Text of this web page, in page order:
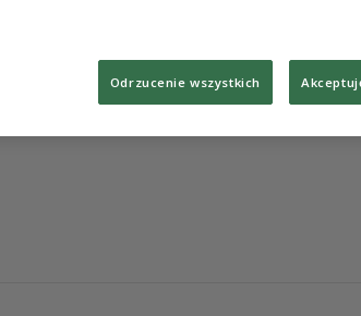
Odrzucenie wszystkich